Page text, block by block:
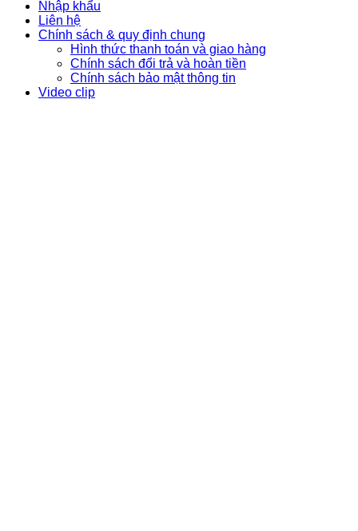
Nhập khẩu
Liên hệ
Chính sách & quy định chung
Hình thức thanh toán và giao hàng
Chính sách đổi trả và hoàn tiền
Chính sách bảo mật thông tin
Video clip